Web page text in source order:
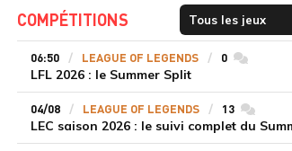
COMPÉTITIONS
06:50 LEAGUE OF LEGENDS 0
LFL 2026 : le Summer Split
04/08 LEAGUE OF LEGENDS 13
LEC saison 2026 : le suivi complet du